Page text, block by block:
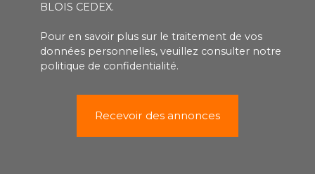
BLOIS CEDEX.
Pour en savoir plus sur le traitement de vos
données personnelles, veuillez consulter notre
politique de confidentialité.
Recevoir des annonces